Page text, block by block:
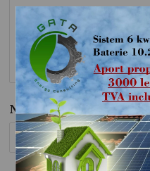
Nume